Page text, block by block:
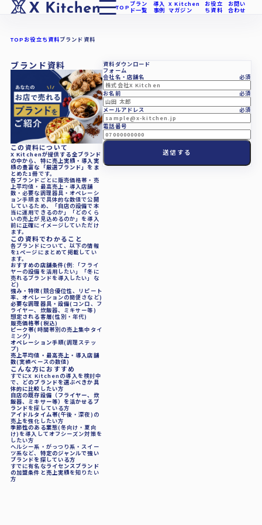
TOP ブラン
ド一覧
導入
事例
X Kitchen
マガジン
お役立
ち資料
お問い
合わせ
TOP お役立ち資料ブランド資料
ブランド資料
この資料について
X Kitchenが提供する全ブランド
の中から、特に売上実績・導入実
績の豊富な「厳選ブランド」をま
とめた1冊です。
各ブランドごとに販売価格帯・売
上平均値・最高売上・導入店舗
数・必要な調理器具・オペレーシ
ョン手順まで具体的な数値で公開
しているため、「自店の設備で本
当に運用できるのか」「どのくら
いの売上が見込めるのか」を導入
前に正確にイメージしていただけ
ます。
この資料でわかること
各ブランドについて、以下の情報
を1ページにまとめて掲載してい
ます。
おすすめの店舗条件(例:「フライ
ヤーの設備を活用したい」「冬に
売れるブランドを導入したい」な
ど)
強み・特徴(競合優位性、リピート
率、オペレーションの簡便さなど)
必要な調理器具・設備(コンロ、フ
ライヤー、炊飯器、ミキサー等)
想定される客層(性別・年代)
販売価格帯(税込)
ピーク帯(時間帯別の売上集中タイ
ミング)
オペレーション手順(調理ステッ
プ)
売上平均値・最高売上・導入店舗
数(実績ベースの数値)
こんな方におすすめ
すでにX Kitchenの導入を検討中
で、 どのブランドを選ぶべきか具
体的に比較したい方
自店の既存設備（フライヤー、炊
飯器、ミキサー等）を活かせるブ
ランドを探している方
アイドルタイム帯(午後・深夜)の
売上を強化したい方
季節性のある業態(冬向け・夏向
け)を導入してオフシーズン対策を
したい方
ヘルシー系・がっつり系・スイー
ツ系など、 特定のジャンルで強い
ブランドを探している方
すでに有名なライセンスブランド
の加盟条件と売上実績を知りたい
方
資料ダウンロード
フォーム
会社名・店舗名
必須
お名前
必須
メールアドレス
必須
電話番号